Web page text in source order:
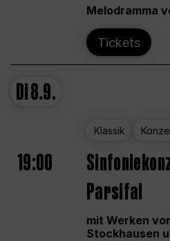
Melodramma
Tickets
Di8.9.
Klassik
19:00
Parsifal
mit Werken
Stockhausen